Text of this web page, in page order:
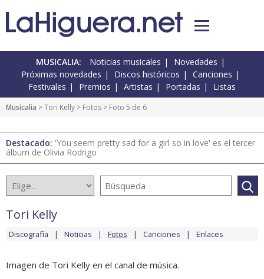
MUSICALIA: Noticias musicales
Novedades
Próximas novedades
Discos históricos
Canciones
Festivales
Premios Artistas Portadas Listas
Musicalia >Tori Kelly > Fotos > Foto 5 de 6
Destacado: 'You seem pretty sad for a girl so in love' es el tercer
álbum de Olivia Rodrigo
Tori Kelly
Discografía Noticias Fotos Canciones Enlaces
Imagen de Tori Kelly en el canal de música.